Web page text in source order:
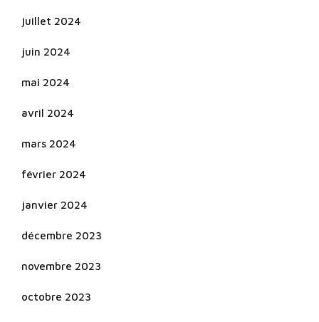
juillet 2024
juin 2024
mai 2024
avril 2024
mars 2024
février 2024
janvier 2024
décembre 2023
novembre 2023
octobre 2023